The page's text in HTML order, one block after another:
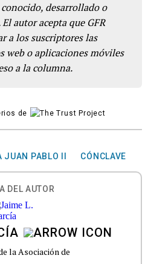
desarrollado o
autor acepta que GFR
a los suscriptores las
web o aplicaciones móviles
a la columna.
de
JUAN PABLO II CÓNCLAVE
DEL AUTOR
la Asociación de